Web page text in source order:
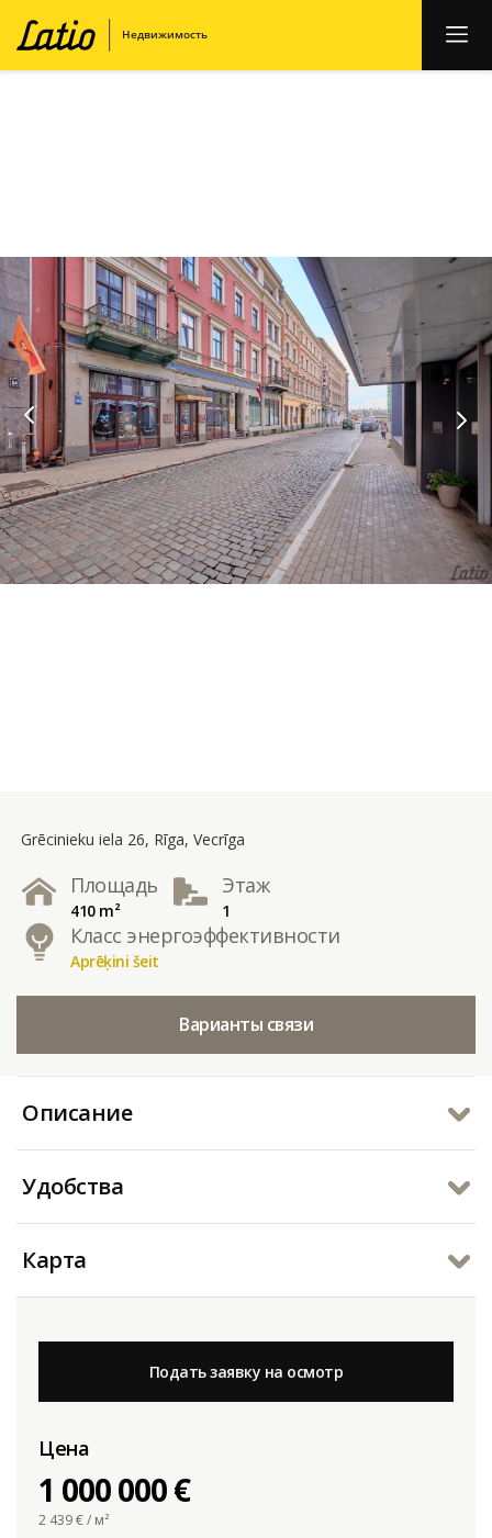
Grēcinieku iela 26, Rīga, Vecrīga
Площадь
410 m²
Этаж
1
Класс энергоэффективности
Aprēķini šeit
Варианты связи
Описание
Удобства
Карта
Подать заявку на осмотр
Цена
1 000 000 €
2 439€ / м²